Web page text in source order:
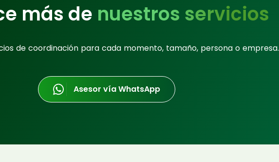
más de nuestros servicios
de coordinación para cada momento, tamaño, persona o empresa.
Asesor vía WhatsApp